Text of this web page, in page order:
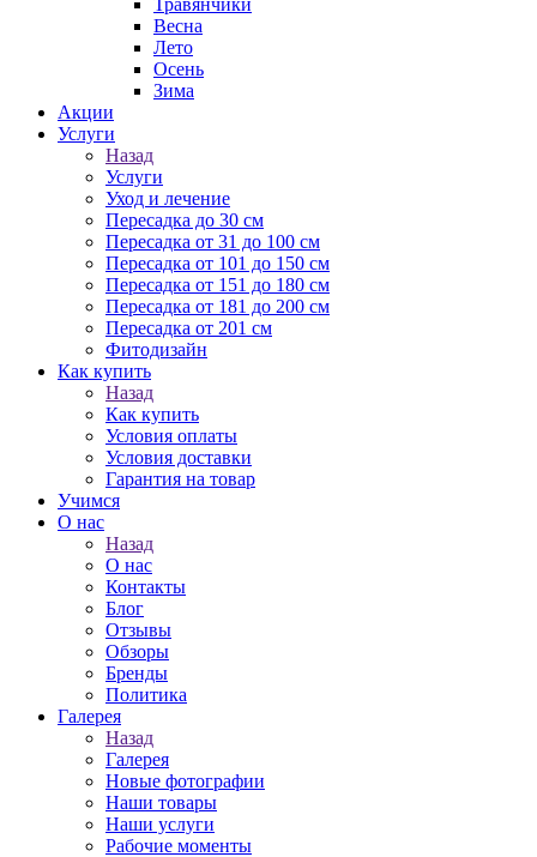
Весна
Лето
Осень
Зима
Акции
Услуги
Назад
Услуги
Уход и лечение
Пересадка до 30 см
Пересадка от 31 до 100 см
Пересадка от 101 до 150 см
Пересадка от 151 до 180 см
Пересадка от 181 до 200 см
Пересадка от 201 см
Фитодизайн
Как купить
Назад
Как купить
Условия оплаты
Условия доставки
Гарантия на товар
Учимся
О нас
Назад
О нас
Контакты
Блог
Отзывы
Обзоры
Бренды
Политика
Галерея
Назад
Галерея
Новые фотографии
Наши товары
Наши услуги
Рабочие моменты